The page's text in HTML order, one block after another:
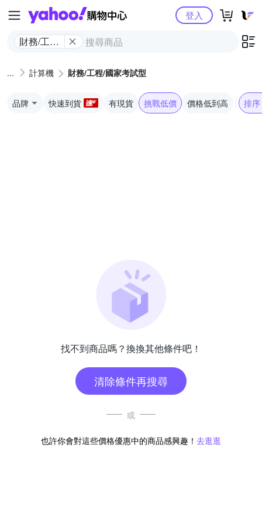
Yahoo購物中心
財務/工程/
型
登入
計算機 財務/工程/國家考試型
品牌 快速到貨 有現貨 挑戰低價 價格低到高 排序
找不到商品嗎？換換其他條件吧！
清除條件再搜尋
或
也許你會對這些價格優惠中的商品感興趣！ 去逛逛